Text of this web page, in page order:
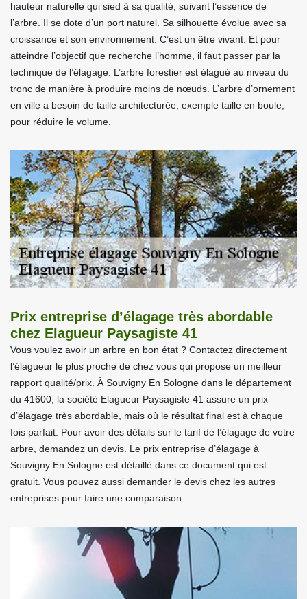
hauteur naturelle qui sied à sa qualité, suivant l’essence de
l’arbre. Il se dote d’un port naturel. Sa silhouette évolue avec sa
croissance et son environnement. C’est un être vivant. Et pour
atteindre l’objectif que recherche l’homme, il faut passer par la
technique de l’élagage. L’arbre forestier est élagué au niveau du
tronc de manière à produire moins de nœuds. L’arbre d’ornement
en ville a besoin de taille architecturée, exemple taille en boule,
pour réduire le volume.
Prix entreprise d’élagage très abordable
chez Elagueur Paysagiste 41
Vous voulez avoir un arbre en bon état ? Contactez directement
l’élagueur le plus proche de chez vous qui propose un meilleur
rapport qualité/prix. À Souvigny En Sologne dans le département
du 41600, la société Elagueur Paysagiste 41 assure un prix
d’élagage très abordable, mais où le résultat final est à chaque
fois parfait. Pour avoir des détails sur le tarif de l’élagage de votre
arbre, demandez un devis. Le prix entreprise d’élagage à
Souvigny En Sologne est détaillé dans ce document qui est
gratuit. Vous pouvez aussi demander le devis chez les autres
entreprises pour faire une comparaison.